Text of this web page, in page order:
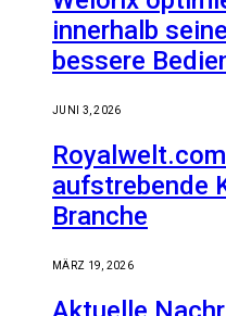
innerhalb
bessere
JUNI 3, 2026
aufstrebende
Branche
MÄRZ 19, 2026